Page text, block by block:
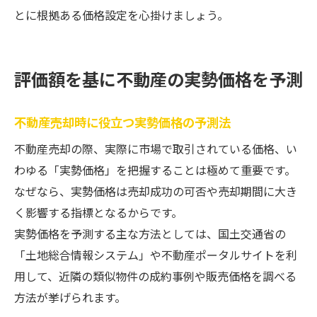
とに根拠ある価格設定を心掛けましょう。
評価額を基に不動産の実勢価格を予測
不動産売却時に役立つ実勢価格の予測法
不動産売却の際、実際に市場で取引されている価格、い
わゆる「実勢価格」を把握することは極めて重要です。
なぜなら、実勢価格は売却成功の可否や売却期間に大き
く影響する指標となるからです。
実勢価格を予測する主な方法としては、国土交通省の
「土地総合情報システム」や不動産ポータルサイトを利
用して、近隣の類似物件の成約事例や販売価格を調べる
方法が挙げられます。